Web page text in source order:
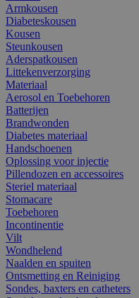
Armkousen
Diabeteskousen
Kousen
Steunkousen
Aderspatkousen
Littekenverzorging
Materiaal
Aerosol en Toebehoren
Batterijen
Brandwonden
Diabetes materiaal
Handschoenen
Oplossing voor injectie
Pillendozen en accessoires
Steriel materiaal
Stomacare
Toebehoren
Incontinentie
Vilt
Wondhelend
Naalden en spuiten
Ontsmetting en Reiniging
Sondes, baxters en catheters